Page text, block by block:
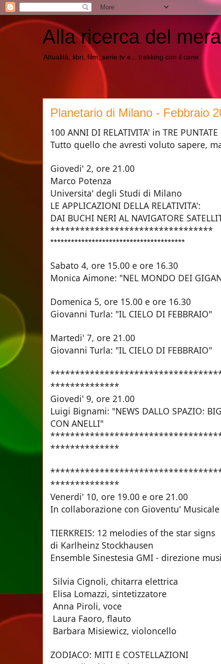
Alla ricerca del
Attualità, libri, film, serie tv e... trekking con il cane
Planetario di Milano - Febbraio
100 ANNI DI RELATIVITA' in TRE PUNTATE
Tutto quello che avresti voluto sapere,
Giovedi' 2, ore
Marco Potenza
Universita' degli Studi di Milano
LE APPLICAZIONI DELLA RELATIVITA':
DAI BUCHI NERI AL NAVIGATORE
*********************************
***************************************
Sabato 4, ore 15.00 e ore
Monica Aimone: "NEL MONDO DEI
Domenica 5, ore 15.00 e
Giovanni Turla: "IL CIELO DI FEBBRAIO"
Martedi' 7, ore
Giovanni Turla: "IL CIELO DI FEBBRAIO"
**************
Giovedi' 9, ore
Luigi Bignami: "NEWS DALLO SPAZIO:
CON ANELLI"
**************
**************
Venerdi' 10, ore 19.00 e
In collaborazione con Gioventu'
TIERKREIS: 12 melodies of the star signs
di Karlheinz Stockhausen
Ensemble Sinestesia GMI - direzione
Silvia Cignoli, chitarra elettrica
Elisa Lomazzi, sintetizzatore
Anna Piroli, voce
Laura Faoro, flauto
Barbara Misiewicz, violoncello
ZODIACO: MITI E COSTELLAZIONI